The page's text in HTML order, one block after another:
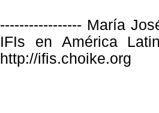
----------------- María
IFIs en América
http://ifis.choike.org